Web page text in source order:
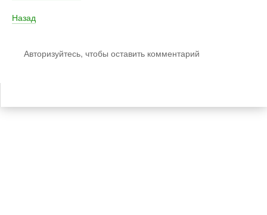
Назад
Авторизуйтесь, чтобы оставить комментарий